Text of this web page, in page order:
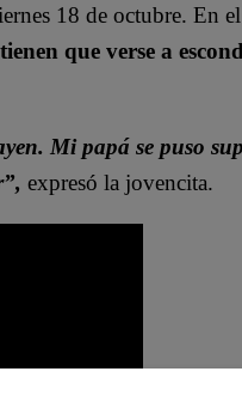
18 de octubre. En
que verse a
Mi papá se puso
expresó la jovencita.